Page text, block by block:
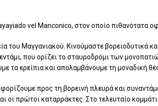
vel Manconico, στον οποίο πιθανότατα
του Μαγγανιακού. Κινούμαστε
που ορίζει το σταυροδρόμι των
τα ερείπια και απολαμβάνουμε τη μοναδική
προς τη βορεινή πλευρά και
οι πρώτοι καταρράκτες. Στο τελευταίο